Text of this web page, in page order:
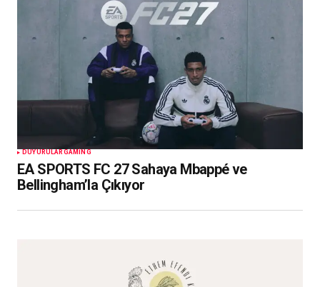
DUYURULAR GAMING
EA SPORTS FC 27 Sahaya Mbappé ve
Bellingham’la Çıkıyor